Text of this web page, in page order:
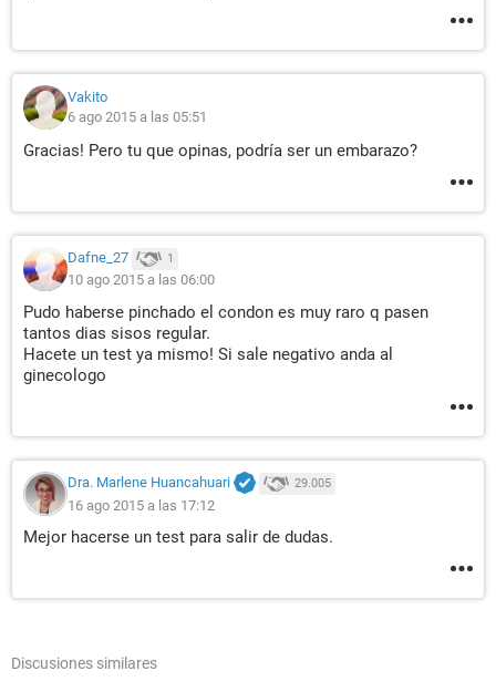
Vakito
6 ago 2015 a las 05:51
Gracias! Pero tu que opinas, podría ser un embarazo?
Dafne_27 1
10 ago 2015 a las 06:00
Pudo haberse pinchado el condon es muy raro q pasen
tantos dias sisos regular.
Hacete un test ya mismo! Si sale negativo anda al
ginecologo
Dra. Marlene Huancahuari 29.005
16 ago 2015 a las 17:12
Mejor hacerse un test para salir de dudas.
Discusiones similares